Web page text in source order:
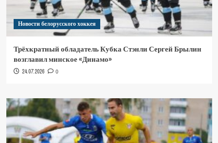
Новости белорусского хоккея
Трёхкратный обладатель Кубка Стэнли Сергей Брылин
возглавил минское «Динамо»
24.07.2026 0